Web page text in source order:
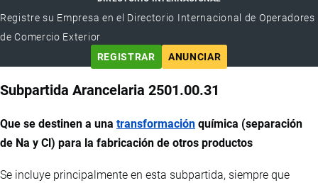
Registre su Empresa en el Directorio Internacional de Operadores
de Comercio Exterior
REGISTRAR
ANUNCIAR
Subpartida Arancelaria 2501.00.31
Que se destinen a una transformación química (separación
de Na y Cl) para la fabricación de otros productos
Se incluye principalmente en esta subpartida, siempre que